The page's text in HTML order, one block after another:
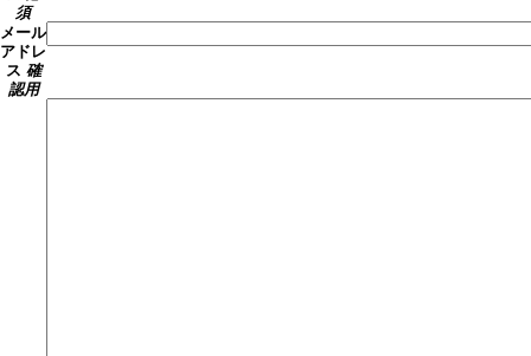
須
メール
アドレ
ス 確
認用